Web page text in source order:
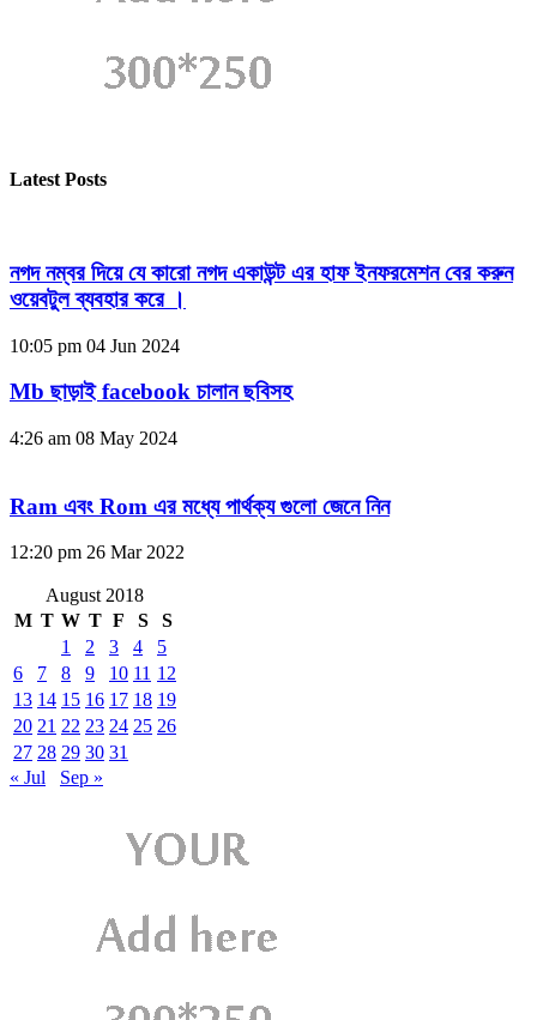
Latest Posts
নগদ নম্বর দিয়ে যে কারো নগদ একাউন্ট এর হাফ ইনফরমেশন বের করুন
ওয়েবটুল ব্যবহার করে ।
10:05 pm 04 Jun 2024
Mb ছাড়াই facebook চালান ছবিসহ
4:26 am 08 May 2024
Ram এবং Rom এর মধ্যে পার্থক্য গুলো জেনে নিন
12:20 pm 26 Mar 2022
August 2018
M T W T F S
S
1
2 3 4
5
6
7 8 9 10 11 12
13 14 15 16 17 18 19
20 21 22 23 24 25 26
27 28 29 30 31
« Jul
Sep »